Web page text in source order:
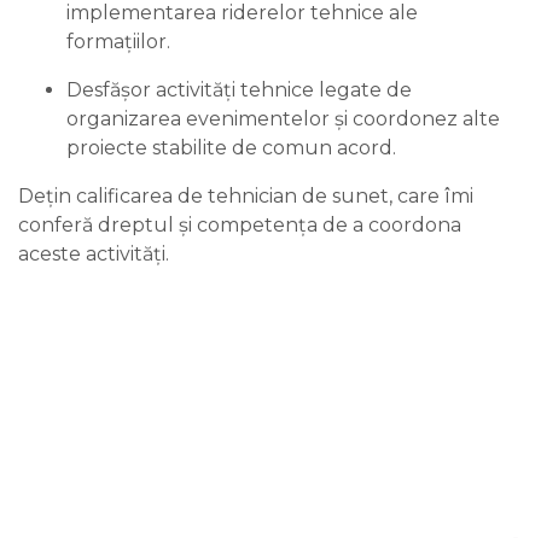
implementarea riderelor tehnice ale
formațiilor.
Desfășor activități tehnice legate de
organizarea evenimentelor și coordonez alte
proiecte stabilite de comun acord.
Dețin calificarea de tehnician de sunet, care îmi
conferă dreptul și competența de a coordona
aceste activități.